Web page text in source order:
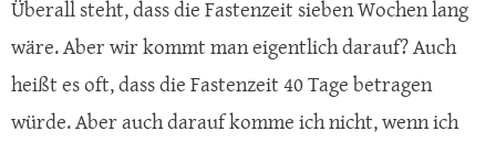
Überall steht, dass die Fastenzeit sieben Wochen lang
wäre. Aber wir kommt man eigentlich darauf? Auch
heißt es oft, dass die Fastenzeit 40 Tage betragen
würde. Aber auch darauf komme ich nicht, wenn ich